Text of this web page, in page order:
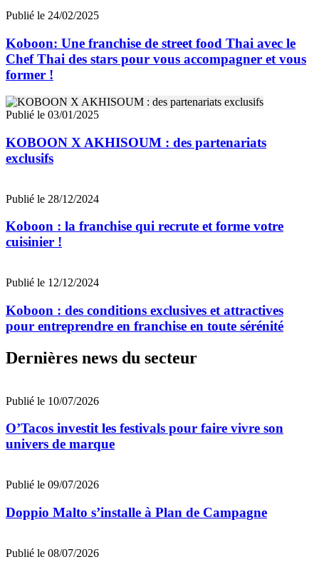
Publié le 24/02/2025
Koboon: Une franchise de street food Thai avec le
Chef Thai des stars pour vous accompagner et vous
former !
Publié le 03/01/2025
KOBOON X AKHISOUM : des partenariats
exclusifs
Publié le 28/12/2024
Koboon : la franchise qui recrute et forme votre
cuisinier !
Publié le 12/12/2024
Koboon : des conditions exclusives et attractives
pour entreprendre en franchise en toute sérénité
Dernières news du secteur
Publié le 10/07/2026
O’Tacos investit les festivals pour faire vivre son
univers de marque
Publié le 09/07/2026
Doppio Malto s’installe à Plan de Campagne
Publié le 08/07/2026